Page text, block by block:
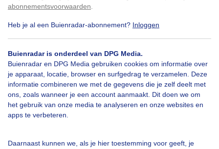
abonnementsvoorwaarden
Heb je al een Buienradar-abonnement? Inloggen
Buienradar is onderdeel van DPG Media.
Buienradar en DPG Media gebruiken cookies om informatie over
je apparaat, locatie, browser en surfgedrag te verzamelen. Deze
informatie combineren we met de gegevens die je zelf deelt met
ons, zoals wanneer je een account aanmaakt. Dit doen we om
het gebruik van onze media te analyseren en onze websites en
apps te verbeteren.
Daarnaast kunnen we, als je hier toestemming voor geeft, je
Bekijk slideshow